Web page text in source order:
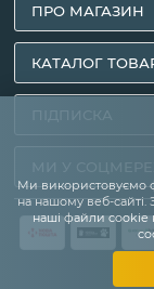
ПРО МАГАЗИН
КАТАЛОГ
Ми використовуємо
на нашому веб-
наші файли cookie